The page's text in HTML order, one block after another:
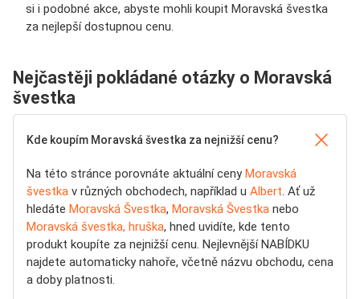
si i podobné akce, abyste mohli koupit Moravská švestka
za nejlepší dostupnou cenu.
Nejčastěji pokládané otázky o Moravská
švestka
Kde koupím Moravská švestka za nejnižší cenu?
Na této stránce porovnáte aktuální cenyMoravská
švestka v různých obchodech, například u Albert . Ať už
hledáte Moravská Švestka, Moravská Švestka nebo
Moravská švestka, hruška, hned uvidíte, kde tento
produkt koupíte za nejnižší cenu. Nejlevnější NABÍDKU
najdete automaticky nahoře, včetně názvu obchodu, cena
a doby platnosti.